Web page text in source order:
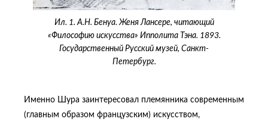
Ил. 1. А.Н. Бенуа. Женя Лансере, читающий
«Философию искусства» Ипполита Тэна. 1893.
Государственный Русский музей, Санкт-
Петербург.
Именно Шура заинтересовал племянника современным
(главным образом французским) искусством,